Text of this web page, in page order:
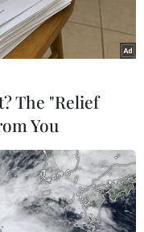
The "Relief
You